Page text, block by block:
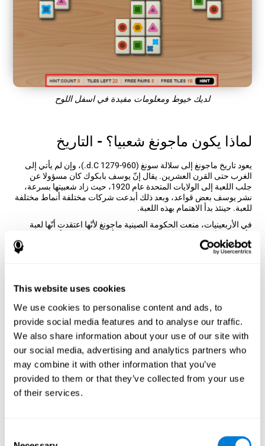
This website uses cookies
We use cookies to personalise content and ads, to
provide social media features and to analyse our traffic.
We also share information about your use of our site with
our social media, advertising and analytics partners who
may combine it with other information that you’ve
provided to them or that they’ve collected from your use
of their services.
لديك خيوط ومعلومات مفيدة في اسفل اللوح
لماذا يكون ماجونغ شعبيا؟ - التاريخ
يعود تاريخ ماجونغ إلى سلالة سونغ (960-1279 d.C.)، وإن لم يأتي إلى
الغرب حتى القرن العشرين. يقال إنّ يوسف بابكوك كان مسؤولا عن
جلب اللعبة إلى الولايات المتحدة عام 1920، حيث زاد شعبيتها بسرعة،
نشر يوسف بعض قواعد، وبعد ذلك أبدعت شركات مختلفة أنماط مختلفة
للعبة. حينئذ بدأ الاهتمام بهذه اللعبة.
في الأربعينيات، منعت الحكومة الصينية ماجونغ لأنّها اعتقدت أنّها لعبة
الناس ماجونغ فقط، لأنّها خافت أنّ الفلاحين طوّروا قدراتهم المعرفية من
المختلفة من خلال هذه اللعبة التي نعرفها ونحبّها.
كيف تحسّن اللعبة العقلية "ماجونغ"
مهاراتي المعرفية؟
بتدريب الدماغ بألعاب عقلية مثل ماجونغننشّط نمط للتنشيط العصبي.
تكرار النمط هذا من خلال التدريب قد يساعد في إنشاء تشابك جديد
ودوائر عصبية قادرة على تنظيمواستعادة الوظائف المعرفية الضعيفة.
تمّ تصميم اللعبة العقليةماجونغلتنبيه قوة التكيف للجهاز العصبي
في الاستعادة من اضطرابات تركيبية، اضطرابات أو